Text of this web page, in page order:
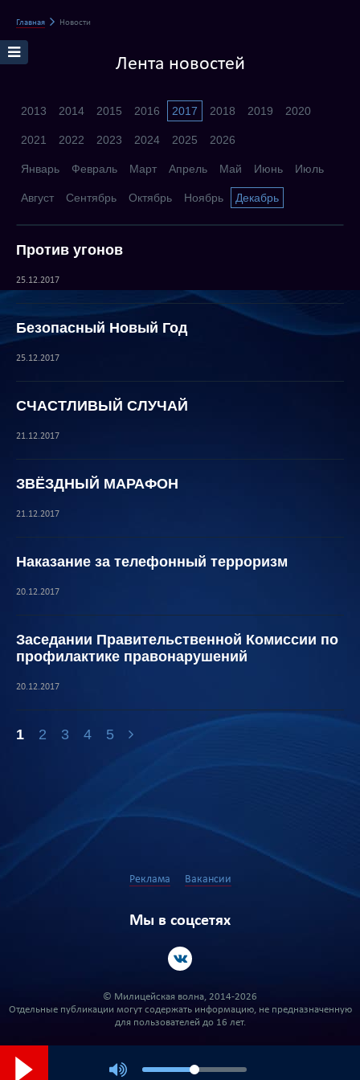
Главная Новости
Лента новостей
2013 2014 2015 2016 2017 2018 2019 2020
2021 2022 2023 2024 2025 2026
Январь Февраль Март Апрель Май Июнь Июль
Август Сентябрь Октябрь Ноябрь Декабрь
Против угонов
25.12.2017
Безопасный Новый Год
25.12.2017
СЧАСТЛИВЫЙ СЛУЧАЙ
21.12.2017
ЗВЁЗДНЫЙ МАРАФОН
21.12.2017
Наказание за телефонный терроризм
20.12.2017
Заседании Правительственной Комиссии по
профилактике правонарушений
20.12.2017
1 2 3 4 5
Реклама Вакансии
Мы в соцсетях
© Милицейская волна, 2014-2026
Отдельные публикации могут содержать информацию, не предназначенную
для пользователей до 16 лет.